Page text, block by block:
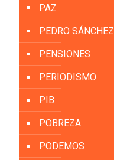
PAZ
PEDRO SÁNCHEZ
PENSIONES
PERIODISMO
PIB
POBREZA
PODEMOS